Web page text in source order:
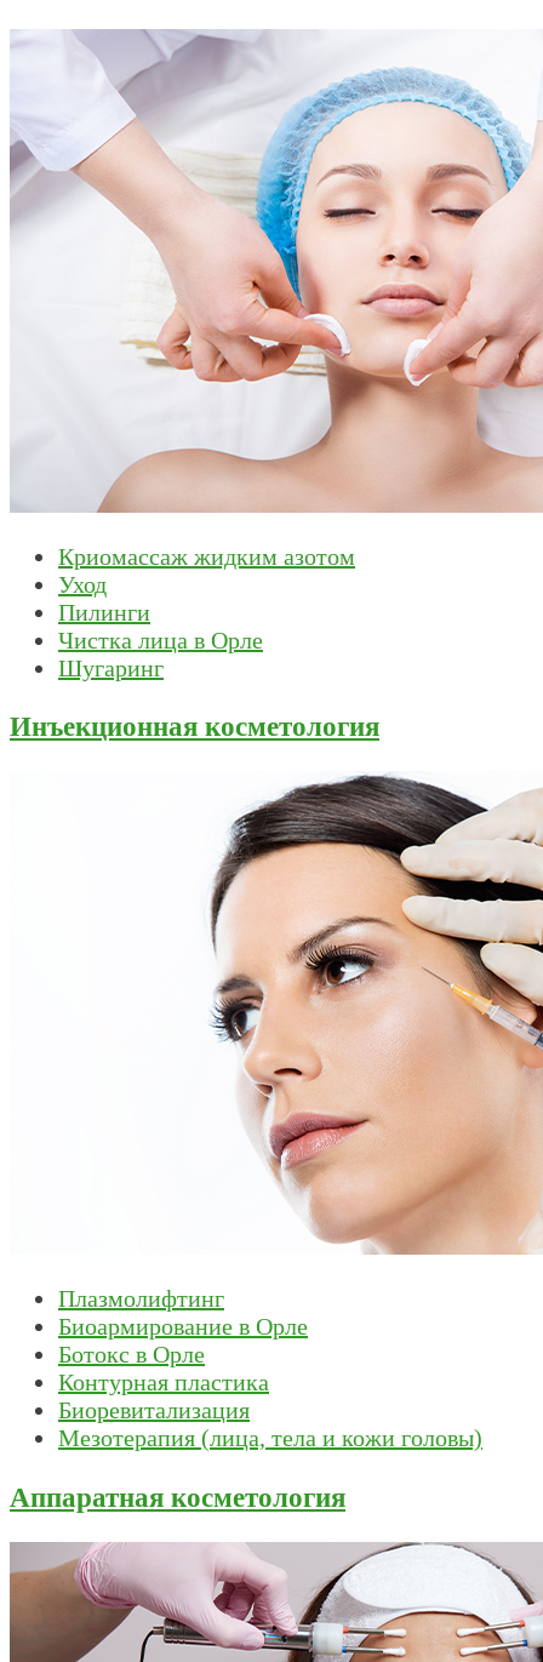
Криомассаж жидким азотом
Уход
Пилинги
Чистка лица в Орле
Шугаринг
Инъекционная косметология
Плазмолифтинг
Биоармирование в Орле
Ботокс в Орле
Контурная пластика
Биоревитализация
Мезотерапия (лица, тела и кожи головы)
Аппаратная косметология